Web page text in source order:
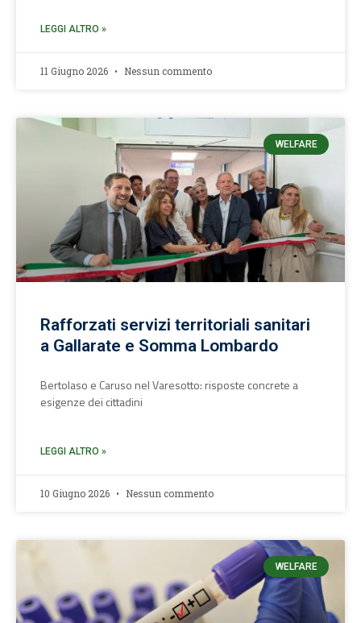
LEGGI ALTRO »
11 Giugno 2026 Nessun commento
WELFARE
Rafforzati servizi territoriali sanitari
a Gallarate e Somma Lombardo
Bertolaso e Caruso nel Varesotto: risposte concrete a
esigenze dei cittadini
LEGGI ALTRO »
10 Giugno 2026 Nessun commento
WELFARE